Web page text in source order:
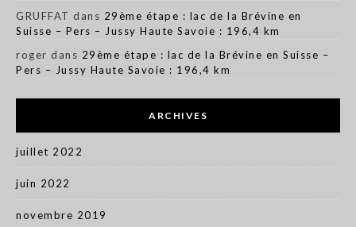
GRUFFAT dans 29ème étape : lac de la Brévine en
Suisse – Pers – Jussy Haute Savoie : 196,4 km
roger dans 29ème étape : lac de la Brévine en Suisse –
Pers – Jussy Haute Savoie : 196,4 km
ARCHIVES
juillet 2022
juin 2022
novembre 2019